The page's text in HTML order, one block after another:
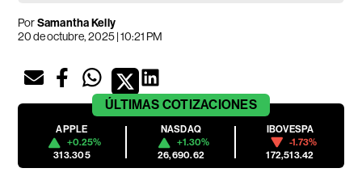
PorSamantha Kelly
20 de octubre, 2025 | 10:21 PM
ÚLTIMAS COTIZACIONES
APPLE
+0.25%
313.305
NASDAQ
+1.30%
26,690.62
IBOVESPA
-1.73%
172,513.42